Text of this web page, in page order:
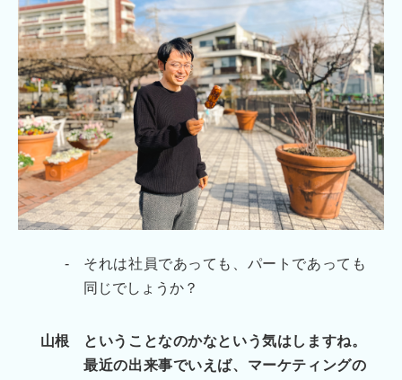
-
それは社員であっても、パートであっても
同じでしょうか？
山根
ということなのかなという気はしますね。
最近の出来事でいえば、マーケティングの